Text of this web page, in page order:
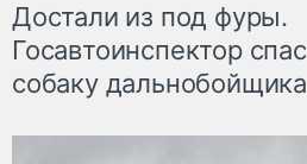
Достали из под фуры.
Госавтоинспектор
собаку дальнобойщика